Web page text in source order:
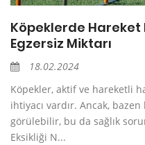
Köpeklerde Hareket
Egzersiz Miktarı
18.02.2024
Köpekler, aktif ve hareketli
ihtiyacı vardır. Ancak,
görülebilir, bu da sağlık
Eksikliği N...